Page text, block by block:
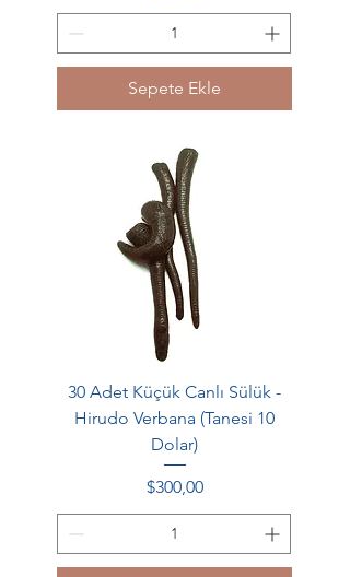
Sepete Ekle
30 Adet Küçük Canlı Sülük -
Hirudo Verbana (Tanesi 10
Dolar)
Fiyat
$300,00